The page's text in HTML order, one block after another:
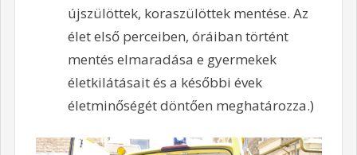
újszülöttek, koraszülöttek mentése. Az
élet első perceiben, óráiban történt
mentés elmaradása e gyermekek
életkilátásait és a későbbi évek
életminőségét döntően meghatározza.)